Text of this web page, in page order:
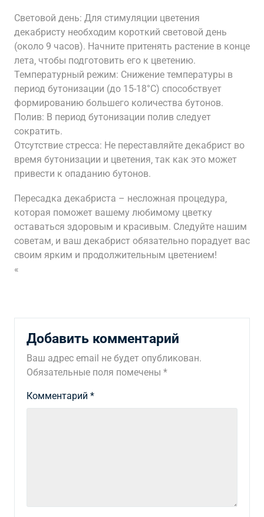
Световой день: Для стимуляции цветения
декабристу необходим короткий световой день
(около 9 часов). Начните притенять растение в конце
лета‚ чтобы подготовить его к цветению.
Температурный режим: Снижение температуры в
период бутонизации (до 15-18°C) способствует
формированию большего количества бутонов.
Полив: В период бутонизации полив следует
сократить.
Отсутствие стресса: Не переставляйте декабрист во
время бутонизации и цветения‚ так как это может
привести к опаданию бутонов.
Пересадка декабриста – несложная процедура‚
которая поможет вашему любимому цветку
оставаться здоровым и красивым. Следуйте нашим
советам‚ и ваш декабрист обязательно порадует вас
своим ярким и продолжительным цветением!
«
Добавить комментарий
Ваш адрес email не будет опубликован.
Обязательные поля помечены *
Комментарий *